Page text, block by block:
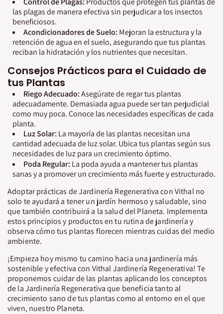
las plagas de manera efectiva sin perjudicar a los insectos
beneficiosos.
Acondicionadores de Suelo: Mejoran la estructura y la
retención de agua en el suelo, asegurando que tus plantas
reciban la hidratación y los nutrientes que necesitan.
Consejos Prácticos para el Cuidado de
tus Plantas
Riego Adecuado:Asegúrate de regar tus plantas
adecuadamente. Demasiada agua puede ser tan perjudicial
como muy poca. Conoce las necesidades específicas de cada
planta.
Luz Solar: La mayoría de las plantas necesitan una
cantidad adecuada de luz solar. Ubica tus plantas según sus
necesidades de luz para un crecimiento óptimo.
Poda Regular: La poda ayuda a mantener tus plantas
sanas y a promover un crecimiento más fuerte y estructurado.
Adoptar prácticas de Jardinería Regenerativa con Vithal no
solo te ayudará a tener un jardín hermoso y saludable, sino
que también contribuirá a la salud del Planeta. Implementa
estos principios y productos en tu rutina de jardinería y
observa cómo tus plantas florecen mientras cuidas del medio
ambiente.
¡Empieza hoy mismo tu camino hacia una jardinería más
sostenible y efectiva con Vithal Jardinería Regenerativa! Te
proponemos cuidar de las plantas aplicando los conceptos
de la Jardinería Regenerativa que beneficia tanto al
crecimiento sano de tus plantas como al entorno en el que
viven, nuestro Planeta.